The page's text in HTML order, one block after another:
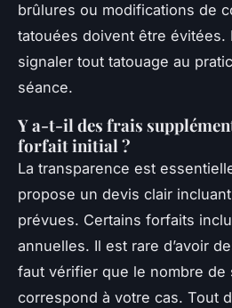
brûlures ou modifications de
tatouées doivent être évitées.
signaler tout tatouage au
séance.
Y a-t-il des frais
forfait initial ?
La transparence est
propose un devis clair
prévues. Certains forfaits
annuelles. Il est rare d’avoir
faut vérifier que le nombre de
correspond à votre cas. Tout